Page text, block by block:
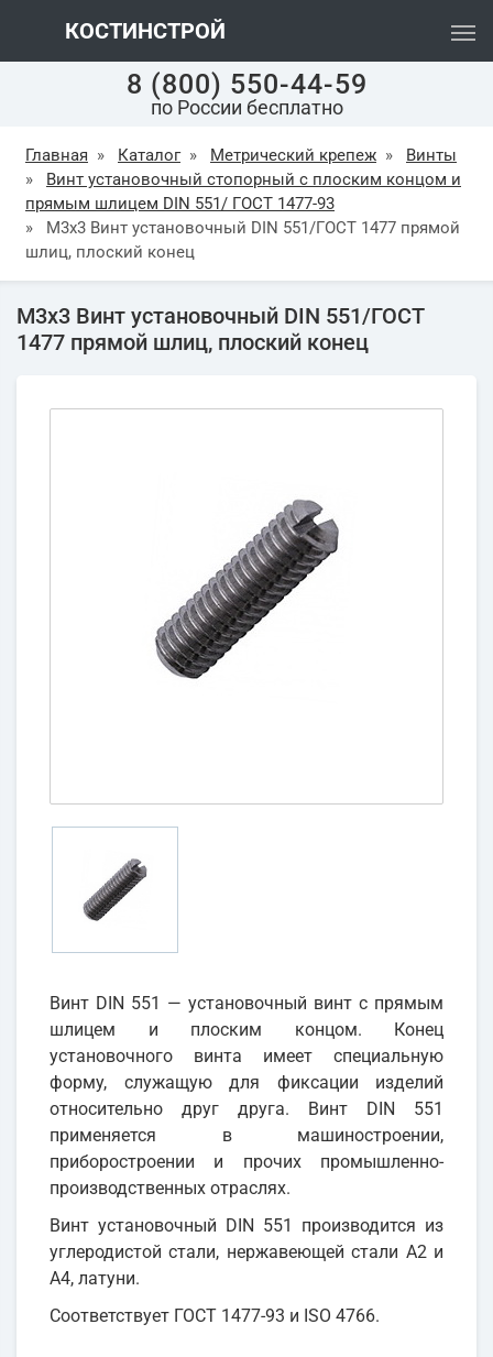
КОСТИНСТРОЙ
8 (800) 550-44-59
по России бесплатно
Главная » Каталог » Метрический крепеж »
Винты
»
Винт установочный стопорный с плоским концом и
прямым шлицем DIN 551/ ГОСТ 1477-93
»
М3х3 Винт установочный DIN 551/ГОСТ 1477 прямой
шлиц, плоский конец
М3х3 Винт установочный DIN 551/ГОСТ
1477 прямой шлиц, плоский конец
Винт DIN 551 — установочный винт с прямым
шлицем и плоским концом. Конец
установочного винта имеет специальную
форму, служащую для фиксации изделий
относительно друг друга. Винт DIN 551
применяется в машиностроении,
приборостроении и прочих промышленно-
производственных отраслях.
Винт установочный DIN 551 производится из
углеродистой стали, нержавеющей стали А2 и
А4, латуни.
Соответствует ГОСТ 1477-93 и ISO 4766.